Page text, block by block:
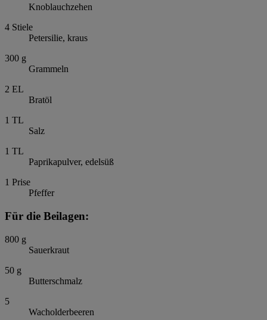
Knoblauchzehen
4 Stiele
Petersilie, kraus
300 g
Grammeln
2 EL
Bratöl
1 TL
Salz
1 TL
Paprikapulver, edelsüß
1 Prise
Pfeffer
Für die Beilagen:
800 g
Sauerkraut
50 g
Butterschmalz
5
Wacholderbeeren